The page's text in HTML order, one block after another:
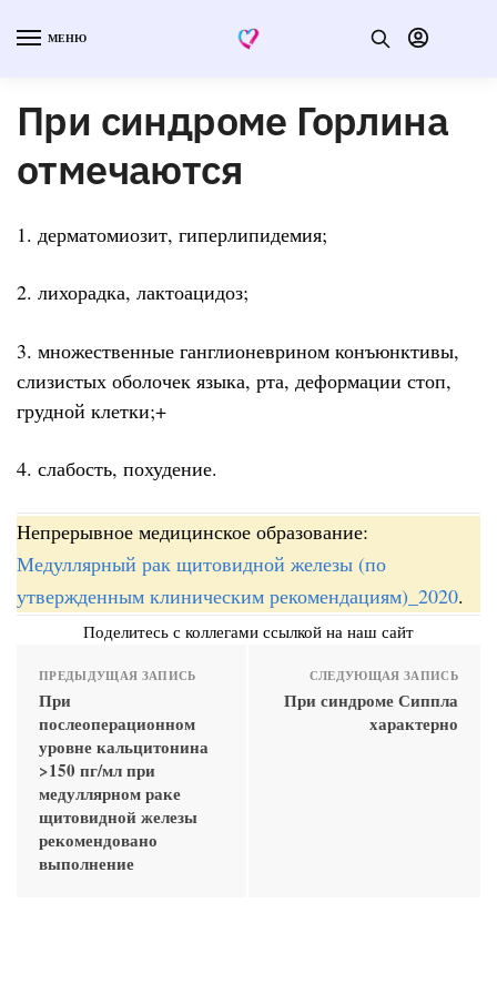
МЕНЮ
При синдроме Горлина
отмечаются
1. дерматомиозит, гиперлипидемия;
2. лихорадка, лактоацидоз;
3. множественные ганглионеврином конъюнктивы,
слизистых оболочек языка, рта, деформации стоп,
грудной клетки;+
4. слабость, похудение.
Непрерывное медицинское образование:
Медуллярный рак щитовидной железы (по
утвержденным клиническим рекомендациям)_2020.
Поделитесь с коллегами ссылкой на наш сайт
ПРЕДЫДУЩАЯ ЗАПИСЬ
При
послеоперационном
уровне кальцитонина
>150 пг/мл при
медуллярном раке
щитовидной железы
рекомендовано
выполнение
СЛЕДУЮЩАЯ ЗАПИСЬ
При синдроме Сиппла
характерно